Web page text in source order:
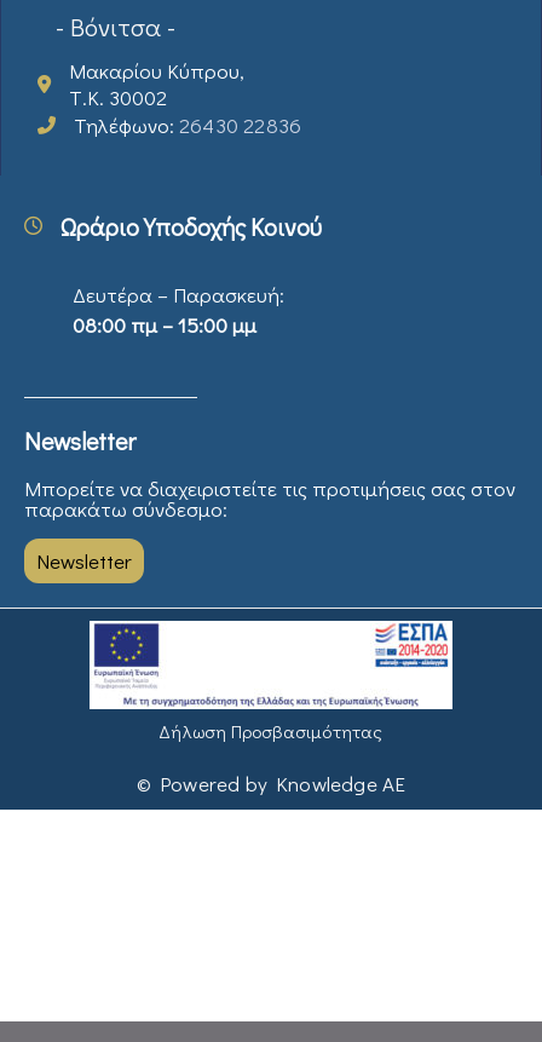
- Βόνιτσα -
Μακαρίου Κύπρου,
Τ.Κ. 30002
Τηλέφωνο: 26430 22836
Ωράριο Υποδοχής Κοινού
Δευτέρα – Παρασκευή:
08:00 πμ – 15:00 μμ
Newsletter
Μπορείτε να διαχειριστείτε τις προτιμήσεις σας στον
παρακάτω σύνδεσμο:
Newsletter
Δήλωση Προσβασιμότητας
© Powered by Knowledge AE